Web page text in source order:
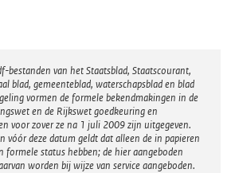
bestanden van het Staatsblad, Staatscourant,
blad, gemeenteblad, waterschapsblad en blad
vormen de formele bekendmakingen in de
en de Rijkswet goedkeuring en
voor zover ze na 1 juli 2009 zijn uitgegeven.
vóór deze datum geldt dat alleen de in papieren
formele status hebben; de hier aangeboden
worden bij wijze van service aangeboden.